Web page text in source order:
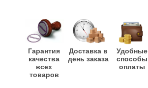
Гарантия
качества
всех
товаров
Доставка в
день заказа
Удобные
способы
оплаты